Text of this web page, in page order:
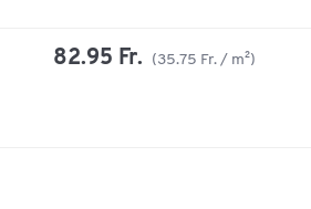
82.95 Fr. (35.75 Fr. / m²)